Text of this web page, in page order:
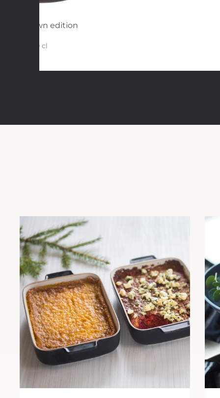
Muki brown edition
30 cl